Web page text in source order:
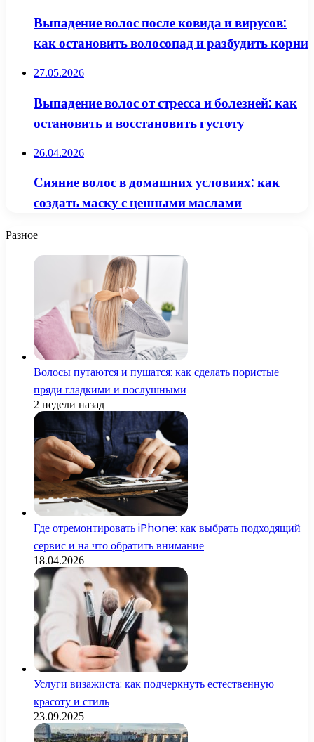
Выпадение волос после ковида и вирусов:
как остановить волосопад и разбудить корни
27.05.2026
Выпадение волос от стресса и болезней: как
остановить и восстановить густоту
26.04.2026
Сияние волос в домашних условиях: как
создать маску с ценными маслами
Разное
Волосы путаются и пушатся: как сделать пористые
пряди гладкими и послушными
2 недели назад
Где отремонтировать iPhone: как выбрать подходящий
сервис и на что обратить внимание
18.04.2026
Услуги визажиста: как подчеркнуть естественную
красоту и стиль
23.09.2025